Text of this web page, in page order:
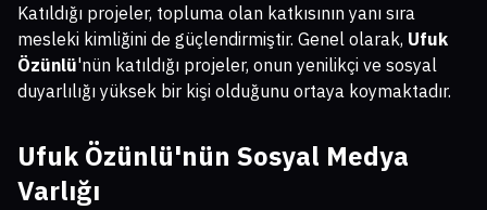
Katıldığı projeler, topluma olan katkısının yanı sıra
mesleki kimliğini de güçlendirmiştir. Genel olarak, Ufuk
Özünlü'nün katıldığı projeler, onun yenilikçi ve sosyal
duyarlılığı yüksek bir kişi olduğunu ortaya koymaktadır.
Ufuk Özünlü'nün Sosyal Medya
Varlığı